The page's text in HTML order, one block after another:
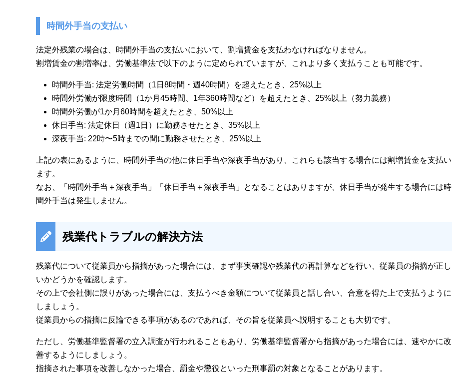
時間外手当の支払い
法定外残業の場合は、時間外手当の支払いにおいて、割増賃金を支払わなければなりません。
割増賃金の割増率は、労働基準法で以下のように定められていますが、これより多く支払うことも可能です。
時間外手当: 法定労働時間（1日8時間・週40時間）を超えたとき、25%以上
時間外労働が限度時間（1か月45時間、1年360時間など）を超えたとき、25%以上（努力義務）
時間外労働が1か月60時間を超えたとき、50%以上
休日手当: 法定休日（週1日）に勤務させたとき、35%以上
深夜手当: 22時〜5時までの間に勤務させたとき、25%以上
上記の表にあるように、時間外手当の他に休日手当や深夜手当があり、これらも該当する場合には割増賃金を支払い
ます。
なお、「時間外手当＋深夜手当」「休日手当＋深夜手当」となることはありますが、休日手当が発生する場合には時
間外手当は発生しません。
残業代トラブルの解決方法
残業代について従業員から指摘があった場合には、まず事実確認や残業代の再計算などを行い、従業員の指摘が正し
いかどうかを確認します。
その上で会社側に誤りがあった場合には、支払うべき金額について従業員と話し合い、合意を得た上で支払うように
しましょう。
従業員からの指摘に反論できる事項があるのであれば、その旨を従業員へ説明することも大切です。
ただし、労働基準監督署の立入調査が行われることもあり、労働基準監督署から指摘があった場合には、速やかに改
善するようにしましょう。
指摘された事項を改善しなかった場合、罰金や懲役といった刑事罰の対象となることがあります。